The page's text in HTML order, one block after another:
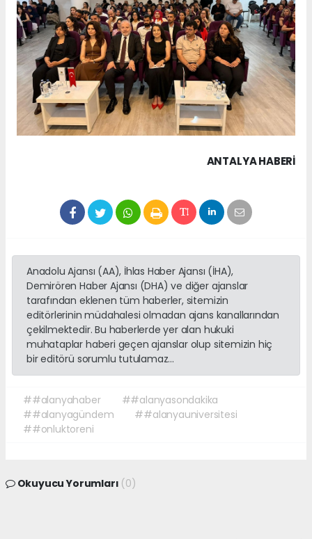
ANTALYA HABERİ
Anadolu Ajansı (AA), İhlas Haber Ajansı (İHA),
Demirören Haber Ajansı (DHA) ve diğer ajanslar
tarafından eklenen tüm haberler, sitemizin
editörlerinin müdahalesi olmadan ajans kanallarından
çekilmektedir. Bu haberlerde yer alan hukuki
muhataplar haberi geçen ajanslar olup sitemizin hiç
bir editörü sorumlu tutulamaz...
##alanyahaber
##alanyasondakika
##alanyagündem
##alanyauniversitesi
##onluktoreni
Okuyucu Yorumları (0)